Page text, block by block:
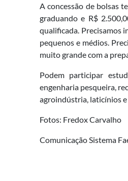
A concessão de bolsas
graduando e R$
qualificada. Precisamos
pequenos e médios.
muito grande com a
Podem participar
engenharia pesqueira,
agroindústria, laticínios e
Fotos: Fredox Carvalho
Comunicação Sistema